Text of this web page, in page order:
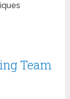
Team